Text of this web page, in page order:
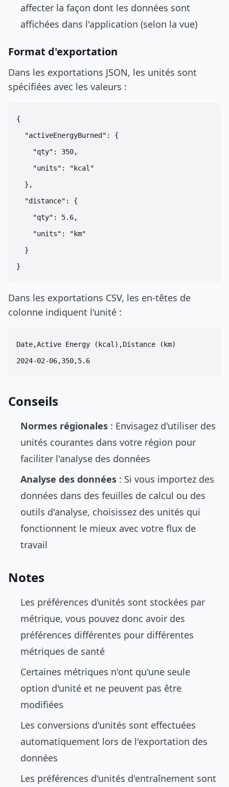
affecter la façon dont les données sont
affichées dans l'application (selon la vue)
Format d'exportation
Dans les exportations JSON, les unités sont
spécifiées avec les valeurs :
{
  "activeEnergyBurned": {
    "qty": 350,
    "units": "kcal"
  },
  "distance": {
    "qty": 5.6,
    "units": "km"
  }
Dans les exportations CSV, les en-têtes de
colonne indiquent l'unité :
Date,Active Energy (kcal),Distance (km)
Conseils
Normes régionales : Envisagez d'utiliser des
unités courantes dans votre région pour
faciliter l'analyse des données
Analyse des données : Si vous importez des
données dans des feuilles de calcul ou des
outils d'analyse, choisissez des unités qui
fonctionnent le mieux avec votre flux de
travail
Notes
Les préférences d'unités sont stockées par
métrique, vous pouvez donc avoir des
préférences différentes pour différentes
métriques de santé
Certaines métriques n'ont qu'une seule
option d'unité et ne peuvent pas être
modifiées
Les conversions d'unités sont effectuées
automatiquement lors de l'exportation des
données
Les préférences d'unités d'entraînement sont